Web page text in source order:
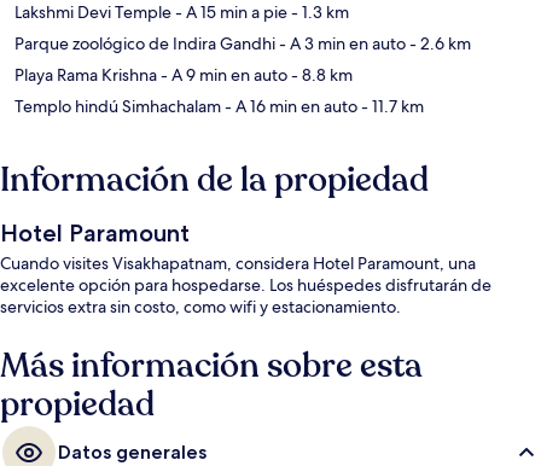
Lakshmi Devi Temple- A 15 min a pie- 1.3 km
Parque zoológico de Indira Gandhi- A 3 min en auto- 2.6 km
Playa Rama Krishna- A 9 min en auto- 8.8 km
Templo hindú Simhachalam- A 16 min en auto- 11.7 km
Información de la propiedad
Hotel Paramount
Cuando visites Visakhapatnam, considera Hotel Paramount, una
excelente opción para hospedarse. Los huéspedes disfrutarán de
servicios extra sin costo, como wifi y estacionamiento.
Más información sobre esta
propiedad
Datos generales